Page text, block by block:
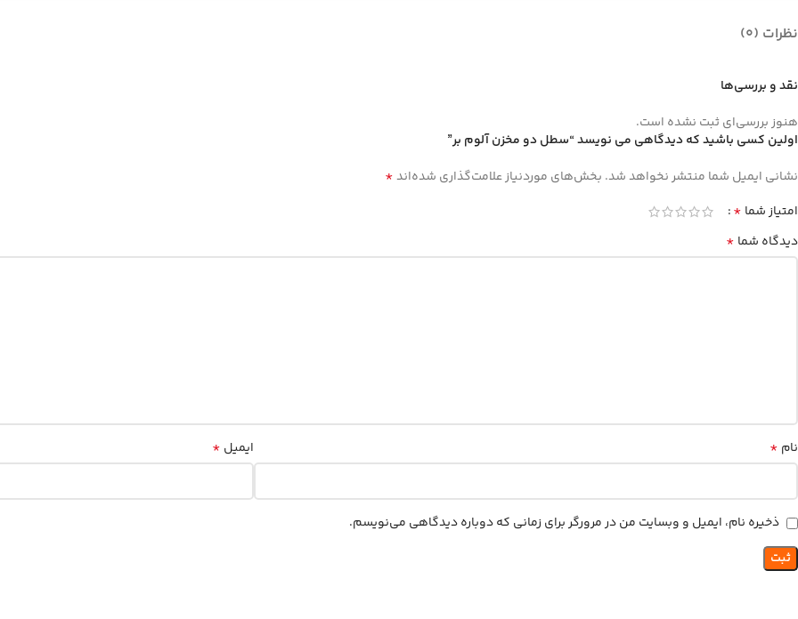
نظرات (0)
نقد و بررسی‌ها
هنوز بررسی‌ای ثبت نشده است.
اولین کسی باشید که دیدگاهی می نویسد “سطل دو مخزن آلوم بر”
نشانی ایمیل شما منتشر نخواهد شد. بخش‌های موردنیاز علامت‌گذاری شده‌اند*
امتیاز شما *
دیدگاه شما *
نام * ایمیل *
ذخیره نام، ایمیل و وبسایت من در مرورگر برای زمانی که دوباره دیدگاهی می‌نویسم.